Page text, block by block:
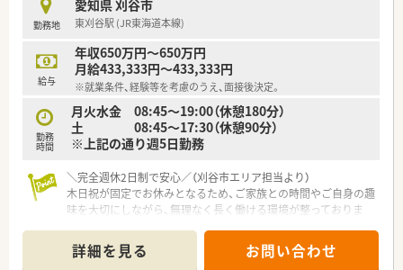
【こんな方が活躍中】
■調剤業務の経験が浅い方やブランクがある方も、お人柄を評価
されて入社したのちに先輩スタッフの指導を受けて立派に活躍
中です。
■子育てと仕事を両立させているママさん薬剤師も多く在籍し
ており、急なお子様の体調不良などにも柔軟に対応しながら活躍
中です。
■患者様とのコミュニケーションを大切にし、お一人おひとりに
います。
勤務地
愛知県 刈谷市
東刈谷駅 (JR東海道本線)
給与
年収650万円～650万円
月給433,333円～433,333円
※就業条件、経験等を考慮のうえ、面接後決定。
勤務
時間
月火水金 08:45～19:00（休憩180分）
土 08:45～17:30（休憩90分）
※上記の通り週5日勤務
＼完全週休2日制で安心／（刈谷市エリア担当より）
木日祝が固定でお休みとなるため、ご家族との時間やご自身の趣
味を大切にしながら、無理なく長く働ける環境が整っておりま
＊------------------------------------------＊
詳細を見る お問い合わせ